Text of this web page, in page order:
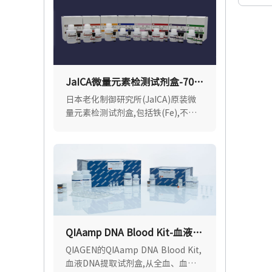
JaICA微量元素检测试剂盒-70%
优惠
日本老化制御研究所(JaICA)原装微
量元素检测试剂盒,包括铁(Fe),不饱
QIAamp DNA Blood Kit-血液
DNA提取试剂盒
QIAGEN的QIAamp DNA Blood Kit,
血液DNA提取试剂盒,从全血、血